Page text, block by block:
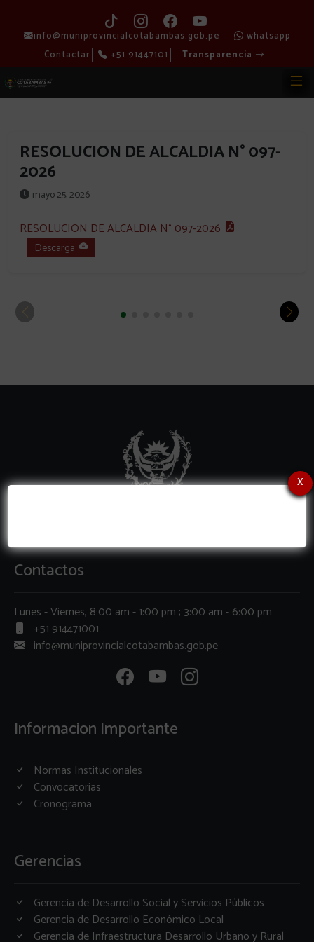
info@muniprovincialcotabambas.gob.pe
whatsapp
Contactar
+51 91447101 Transparencia
RESOLUCION DE ALCALDIA N° 097-
2026
mayo 25, 2026
RESOLUCION DE ALCALDIA N° 097-2026
Descarga
x
Contactos
Lunes - Viernes, 8:00 am - 1:00 pm ; 3:00 am - 6:00 pm
+51 914471001
info@muniprovincialcotabambas.gob.pe
Informacion Importante
Normas Institucionales
Convocatorias
Cronograma
Gerencias
Gerencia de Desarrollo Social y Servicios Públicos
Gerencia de Desarrollo Económico Local
Gerencia de Infraestructura Desarrollo Urbano y Rural